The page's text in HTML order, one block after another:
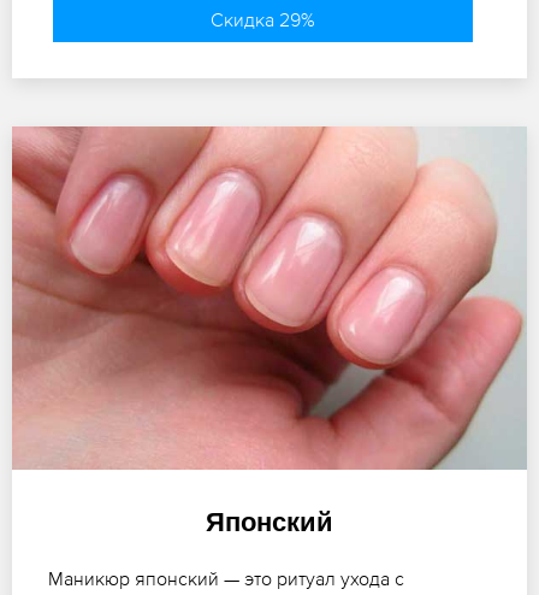
Скидка 29%
Японский
Маникюр японский — это ритуал ухода с